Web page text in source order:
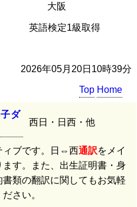
大阪
英語検定1級取得
2026年05月20日10時39分
Top Home
子ダ
西日・日西・他
ィブです。日⇔西通訳をメイ
ます。また、出生証明書・身
類の翻訳に関してもお気軽
さい。